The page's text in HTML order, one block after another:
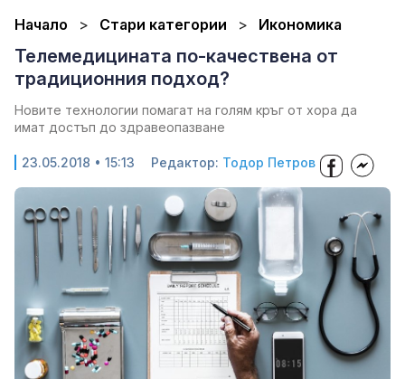
Начало Стари категории Икономика
Телемедицината по-качествена от
традиционния подход?
Новите технологии помагат на голям кръг от хора да
имат достъп до здравеопазване
23.05.2018 • 15:13 Редактор: Тодор Петров